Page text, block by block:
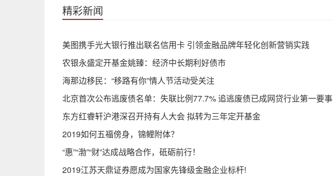
精彩新闻
美图携手光大银行推出联名信用卡 引领金融品牌年轻化创新营销实践
农银永盛定开基金姚臻：经济中长期利好债市
海那边移民：“移路有你”情人节活动受关注
北京首次公布逃废债名单：失联比例77.7% 追逃废债已成网贷行业第一要事
东方红睿轩沪港深召开持有人大会 拟转为三年定开基金
2019如何五福傍身，锦鲤附体？
“惠”“渤”“财”达成战略合作，砥砺前行！
2019江苏天鼎证券愿成为国家先锋级金融企业标杆!